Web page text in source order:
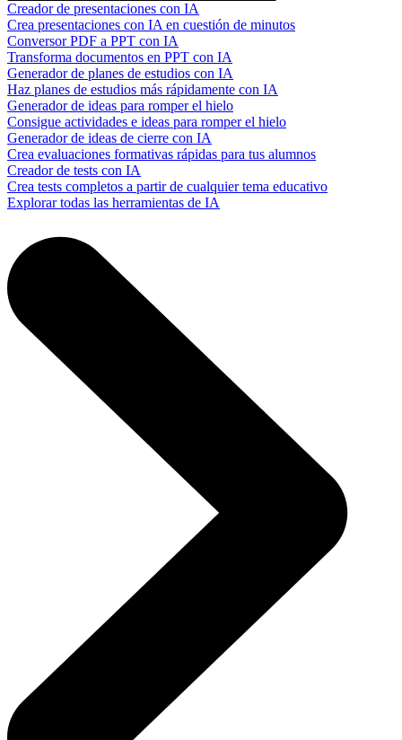
Creador de presentaciones con IA
Crea presentaciones con IA en cuestión de minutos
Conversor PDF a PPT con IA
Transforma documentos en PPT con IA
Generador de planes de estudios con IA
Haz planes de estudios más rápidamente con IA
Generador de ideas para romper el hielo
Consigue actividades e ideas para romper el hielo
Generador de ideas de cierre con IA
Crea evaluaciones formativas rápidas para tus alumnos
Creador de tests con IA
Crea tests completos a partir de cualquier tema educativo
Explorar todas las herramientas de IA